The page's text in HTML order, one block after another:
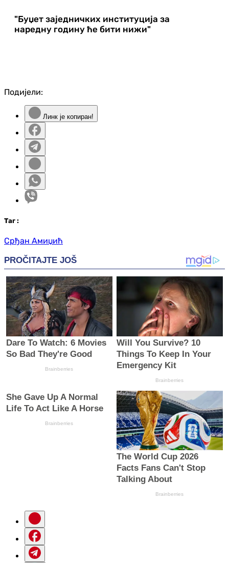
"Буџет заједничких институција за
наредну годину ће бити нижи"
Подијели:
Линк је копиран!
Таг :
Срђан Амиџић